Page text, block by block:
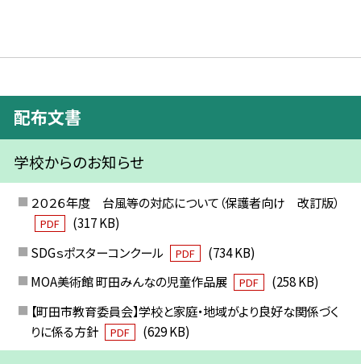
配布文書
学校からのお知らせ
２０２６年度 台風等の対応について（保護者向け 改訂版）
PDF
(317 KB)
SDGｓポスターコンクール
PDF
(734 KB)
MOA美術館 町田みんなの児童作品展
PDF
(258 KB)
【町田市教育委員会】学校と家庭・地域がより良好な関係づく
りに係る方針
PDF (629 KB)